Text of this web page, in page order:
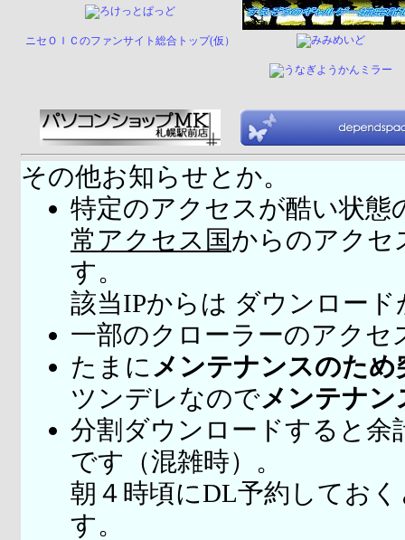
ニセＯＩＣのファンサイト総合トップ(仮）
その他お知らせとか。
特定のアクセスが酷い状態
常アクセス国からのアクセ
す。
該当IPからは ダウンロー
一部のクローラーのアクセ
たまに メンテナンスのため
ツンデレなのでメンテナ
分割ダウンロードすると余
です（混雑時）。
朝４時頃にDL予約してお
す。